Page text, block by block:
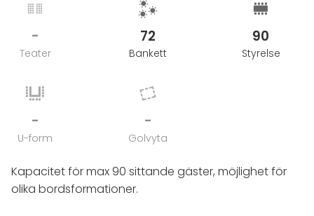
-
Teater
72
Bankett
90
Styrelse
-
U-form
-
Golvyta
Kapacitet för max 90 sittande gäster, möjlighet för
olika bordsformationer.